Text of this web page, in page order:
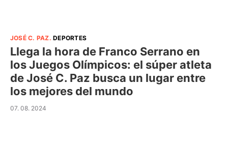
JOSÉ C. PAZ.DEPORTES
Llega la hora de Franco Serrano en
los Juegos Olímpicos: el súper atleta
de José C. Paz busca un lugar entre
los mejores del mundo
07. 08. 2024